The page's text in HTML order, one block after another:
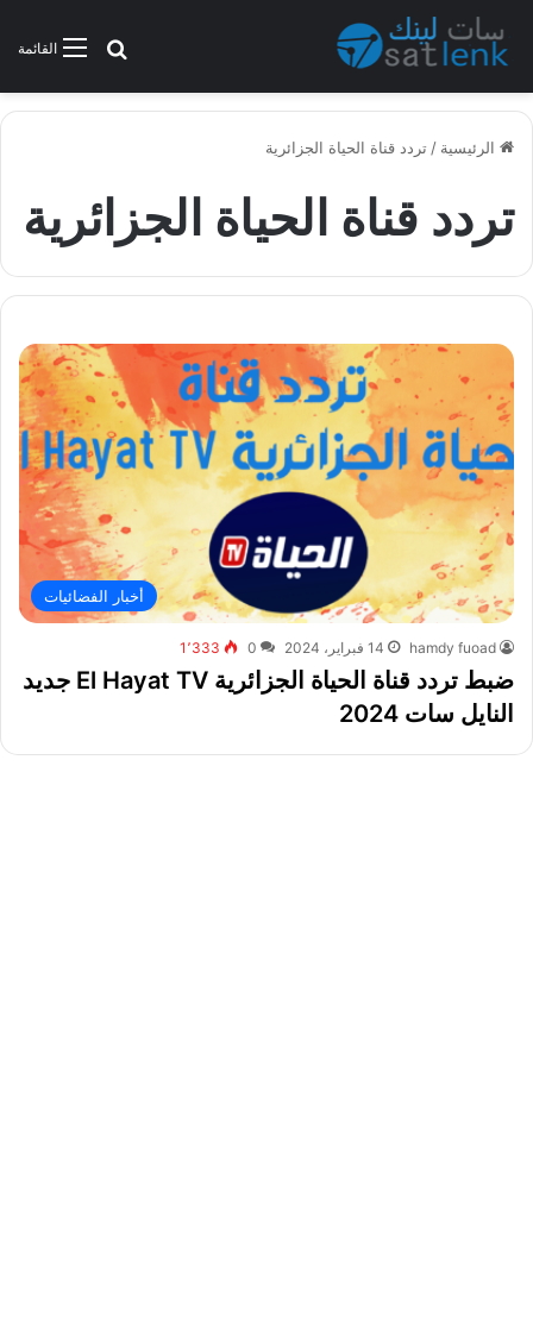
القائمةبحث عن
الرئيسية / تردد قناة الحياة الجزائرية
تردد قناة الحياة الجزائرية
أخبار الفضائيات
hamdy fuoad 14 فبراير، 2024 0 1٬333
ضبط تردد قناة الحياة الجزائرية El Hayat TV جديد
النايل سات 2024